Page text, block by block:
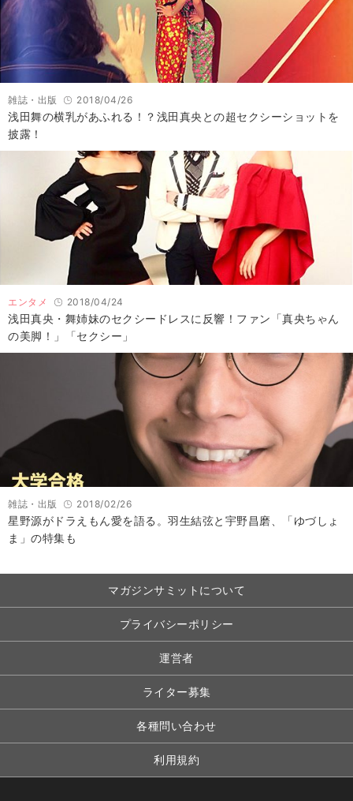
雑誌・出版 2018/04/26
浅田舞の横乳があふれる！？浅田真央との超セクシーショットを
披露！
エンタメ 2018/04/24
浅田真央・舞姉妹のセクシードレスに反響！ファン「真央ちゃん
の美脚！」「セクシー」
雑誌・出版 2018/02/26
星野源がドラえもん愛を語る。羽生結弦と宇野昌磨、「ゆづしょ
ま」の特集も
マガジンサミットについて
プライバシーポリシー
運営者
ライター募集
各種問い合わせ
利用規約